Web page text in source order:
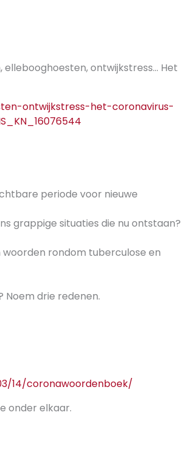
ellebooghoesten, ontwijkstress… Het
ontwijkstress-het-coronavirus-
periode voor nieuwe
grappige situaties die nu ontstaan?
rondom tuberculose en
drie redenen.
14/coronawoordenboek/
onder elkaar.